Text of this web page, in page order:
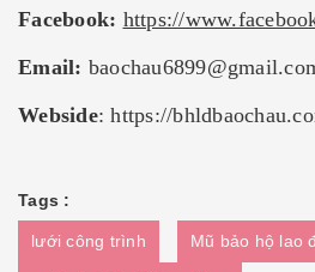
Facebook: https://
Email:
Webside:https://
Tags :
lưới công trình Mũ bảo hộ lao